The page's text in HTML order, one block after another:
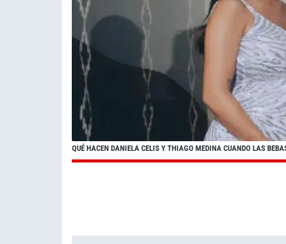
QUÉ HACEN DANIELA CELIS Y THIAGO MEDINA CUANDO LAS